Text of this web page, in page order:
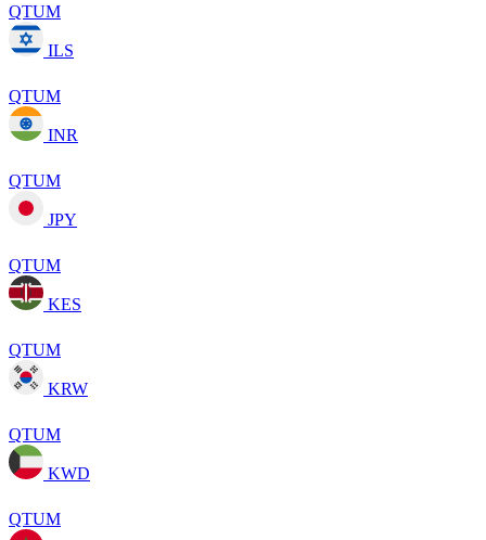
QTUM
ILS
QTUM
INR
QTUM
JPY
QTUM
KES
QTUM
KRW
QTUM
KWD
QTUM